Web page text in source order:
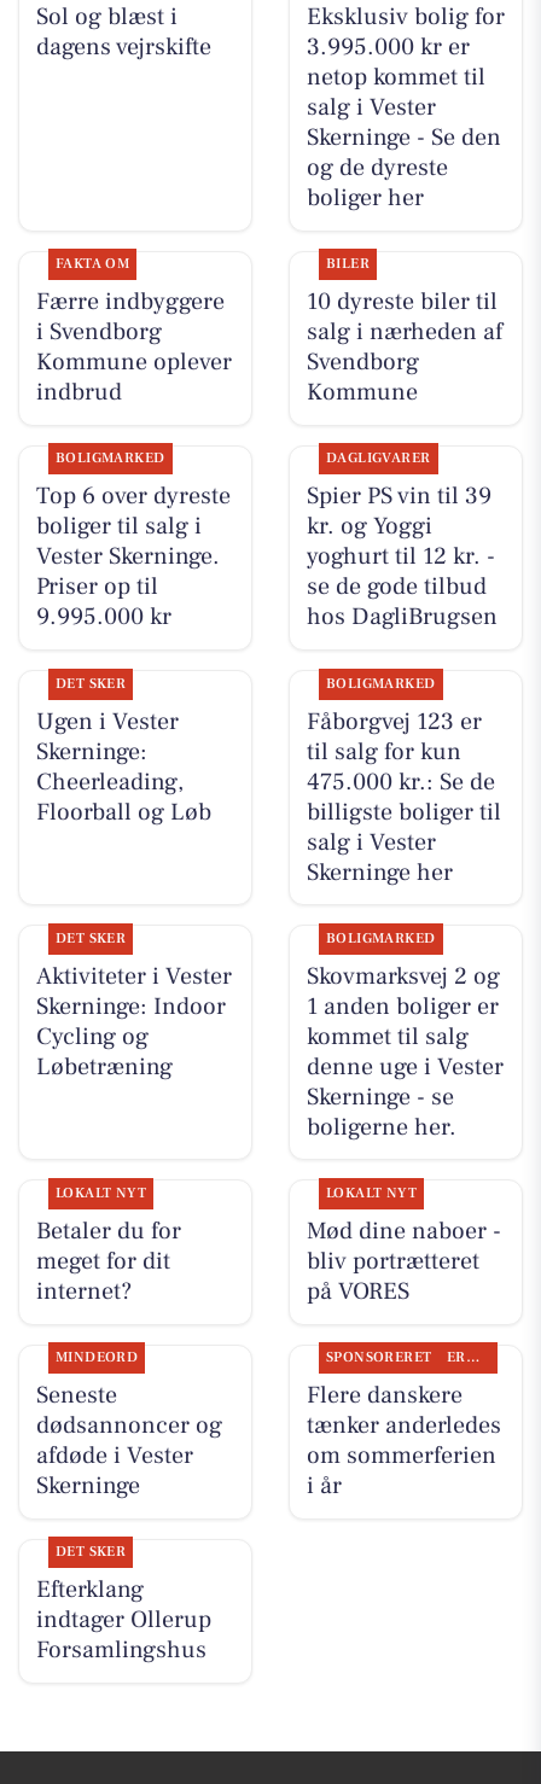
Sol og blæst i
dagens vejrskifte
Eksklusiv bolig for
3.995.000 kr er
netop kommet til
salg i Vester
Skerninge - Se den
og de dyreste
boliger her
FAKTA OM
Færre indbyggere
i Svendborg
Kommune oplever
indbrud
BILER
10 dyreste biler til
salg i nærheden af
Svendborg
Kommune
BOLIGMARKED
Top 6 over dyreste
boliger til salg i
Vester Skerninge.
Priser op til
9.995.000 kr
DAGLIGVARER
Spier PS vin til 39
kr. og Yoggi
yoghurt til 12 kr. -
se de gode tilbud
hos DagliBrugsen
DET SKER
Ugen i Vester
Skerninge:
Cheerleading,
Floorball og Løb
BOLIGMARKED
Fåborgvej 123 er
til salg for kun
475.000 kr.: Se de
billigste boliger til
salg i Vester
Skerninge her
DET SKER
Aktiviteter i Vester
Skerninge: Indoor
Cycling og
Løbetræning
BOLIGMARKED
Skovmarksvej 2 og
1 anden boliger er
kommet til salg
denne uge i Vester
Skerninge - se
boligerne her.
LOKALT NYT
Betaler du for
meget for dit
internet?
LOKALT NYT
Mød dine naboer -
bliv portrætteret
på VORES
MINDEORD
Seneste
dødsannoncer og
afdøde i Vester
Skerninge
SPONSORERET ERHVERV
Flere danskere
tænker anderledes
om sommerferien
i år
DET SKER
Efterklang
indtager Ollerup
Forsamlingshus